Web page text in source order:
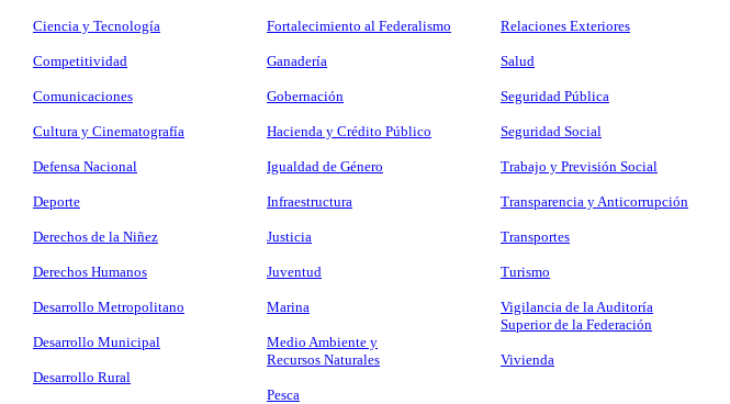
Ciencia y Tecnología
Competitividad
Comunicaciones
Cultura y Cinematografía
Defensa Nacional
Deporte
Derechos de la Niñez
Derechos Humanos
Desarrollo Metropolitano
Desarrollo Municipal
Desarrollo Rural
Fortalecimiento al Federalismo
Ganadería
Gobernación
Hacienda y Crédito Público
Igualdad de Género
Infraestructura
Justicia
Juventud
Marina
Medio Ambiente y
Recursos Naturales
Pesca
Relaciones Exteriores
Salud
Seguridad Pública
Seguridad Social
Trabajo y Previsión Social
Transparencia y Anticorrupción
Transportes
Turismo
Vigilancia de la Auditoría
Superior de la Federación
Vivienda